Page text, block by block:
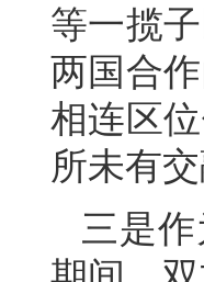
等一揽
两国合
相连区
所未有
三是